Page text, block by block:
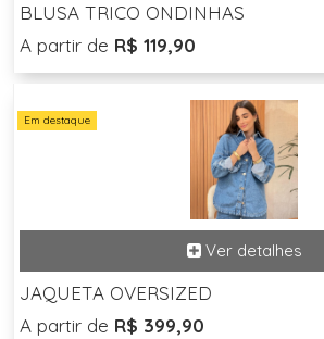
BLUSA TRICO ONDINHAS
A partir de R$ 119,90
Em destaque
JAQUETA OVERSIZED
A partir de R$ 399,90